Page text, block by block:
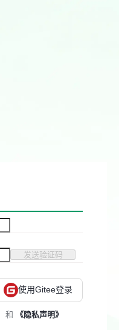
发送验证码
使用Gitee登录
和 《隐私声明》